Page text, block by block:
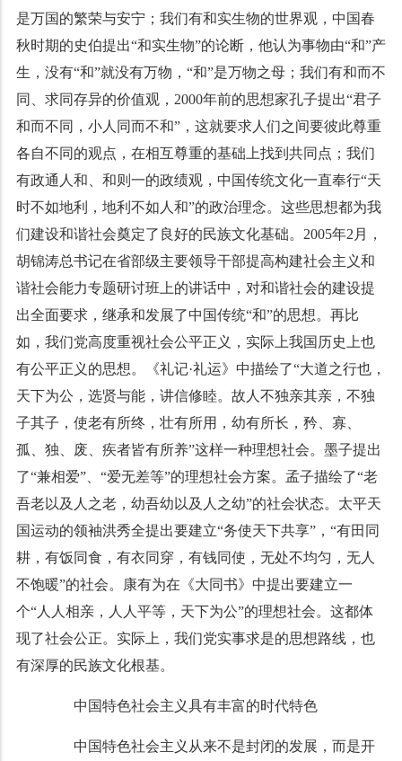
是万国的繁荣与安宁；我们有和实生物的世界观，中国春
秋时期的史伯提出“和实生物”的论断，他认为事物由“和”产
生，没有“和”就没有万物，“和”是万物之母；我们有和而不
同、求同存异的价值观，2000年前的思想家孔子提出“君子
和而不同，小人同而不和”，这就要求人们之间要彼此尊重
各自不同的观点，在相互尊重的基础上找到共同点；我们
有政通人和、和则一的政绩观，中国传统文化一直奉行“天
时不如地利，地利不如人和”的政治理念。这些思想都为我
们建设和谐社会奠定了良好的民族文化基础。2005年2月，
胡锦涛总书记在省部级主要领导干部提高构建社会主义和
谐社会能力专题研讨班上的讲话中，对和谐社会的建设提
出全面要求，继承和发展了中国传统“和”的思想。再比
如，我们党高度重视社会公平正义，实际上我国历史上也
有公平正义的思想。《礼记·礼运》中描绘了“大道之行也，
天下为公，选贤与能，讲信修睦。故人不独亲其亲，不独
子其子，使老有所终，壮有所用，幼有所长，矜、寡、
孤、独、废、疾者皆有所养”这样一种理想社会。墨子提出
了“兼相爱”、“爱无差等”的理想社会方案。孟子描绘了“老
吾老以及人之老，幼吾幼以及人之幼”的社会状态。太平天
国运动的领袖洪秀全提出要建立“务使天下共享”，“有田同
耕，有饭同食，有衣同穿，有钱同使，无处不均匀，无人
不饱暖”的社会。康有为在《大同书》中提出要建立一
个“人人相亲，人人平等，天下为公”的理想社会。这都体
现了社会公正。实际上，我们党实事求是的思想路线，也
有深厚的民族文化根基。
中国特色社会主义具有丰富的时代特色
中国特色社会主义从来不是封闭的发展，而是开